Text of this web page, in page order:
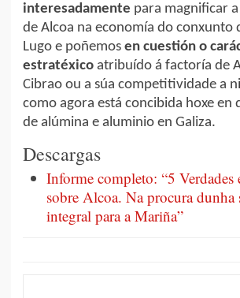
interesadamente para magnificar
de Alcoa na economía do conxunto
Lugo e poñemos en cuestión o
estratéxico atribuído á factoría de
Cibrao ou a súa competitividade a
como agora está concibida hoxe en
de alúmina e aluminio en Galiza.
Descargas
Informe completo: “5 Verdades
sobre Alcoa. Na procura dunha
integral para a Mariña”